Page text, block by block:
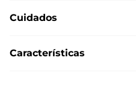
Cuidados
Características